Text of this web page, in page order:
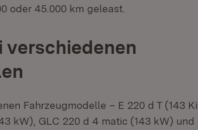
oder 45.000 km geleast.
verschiedenen
Fahrzeugmodelle – E 220 d T (143
kW), GLC 220 d 4 matic (143 kW) und